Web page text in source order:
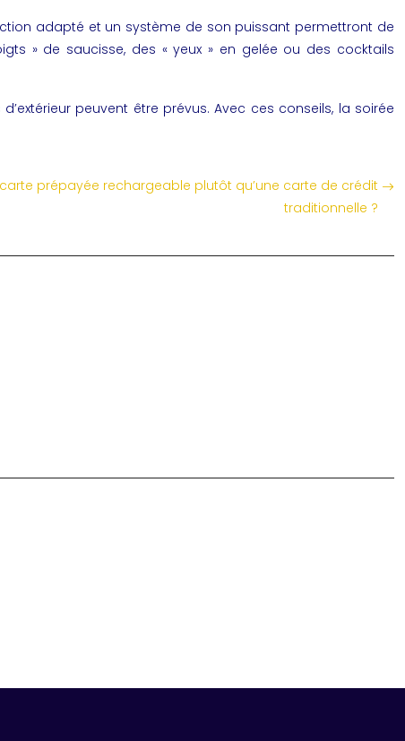
adapté et un système de son puissant permettront de
» de saucisse, des « yeux » en gelée ou des cocktails
peuvent être prévus. Avec ces conseils, la soirée
prépayée rechargeable plutôt qu’une carte de crédit
traditionnelle ?